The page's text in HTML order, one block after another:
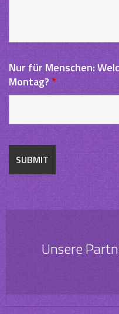
Nur für Menschen:
Montag?*
Unsere